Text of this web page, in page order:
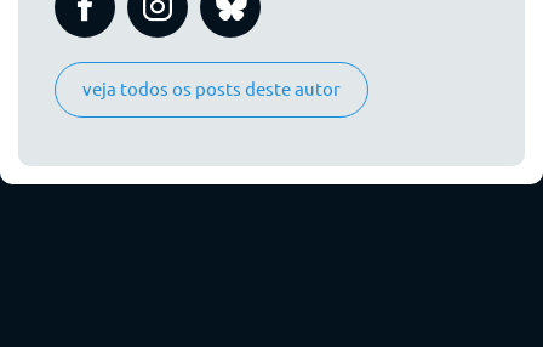
veja todos os posts deste autor